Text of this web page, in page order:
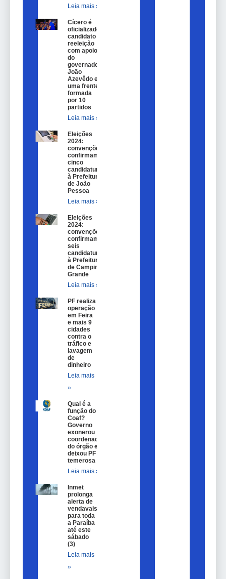
Leia mais »
Cícero é
oficializado
candidato a
reeleição
com apoio
do
governador
João
Azevêdo e
uma frente
formada
por 10
partidos
Leia mais »
Eleições
2024:
convenções
confirmam
cinco
candidaturas
à Prefeitura
de João
Pessoa
Leia mais »
Eleições
2024:
convenções
confirmam
seis
candidaturas
à Prefeitura
de Campina
Grande
Leia mais »
PF realiza
operação
em Feira
e mais 9
cidades
contra o
tráfico e
lavagem
de
dinheiro
Leia mais
»
Qual é a
função do
Coaf?
Governo
exonerou
coordenador
do órgão e
deixou PF
temerosa
Leia mais »
Inmet
prolonga
alerta de
vendavais
para toda
a Paraíba
até este
sábado
(3)
Leia mais
»